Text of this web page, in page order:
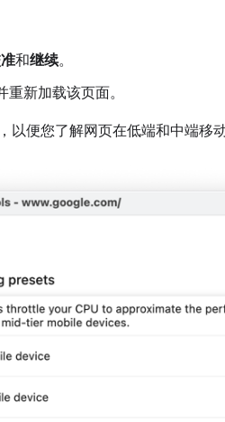
和继续。
新加载该页面。
便您了解网页在低端和中端移